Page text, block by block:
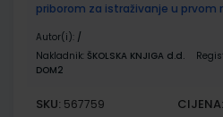
priborom za istraživanje u prvom
Autor(i): /
Nakladnik: ŠKOLSKA KNJIGA d.d.
DOM2
SKU: 567759 CIJENA: